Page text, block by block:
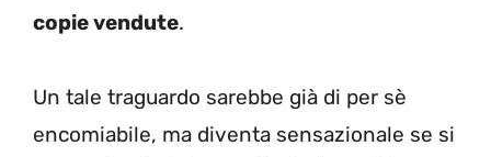
copie vendute.
Un tale traguardo sarebbe già di per sè
encomiabile, ma diventa sensazionale se si